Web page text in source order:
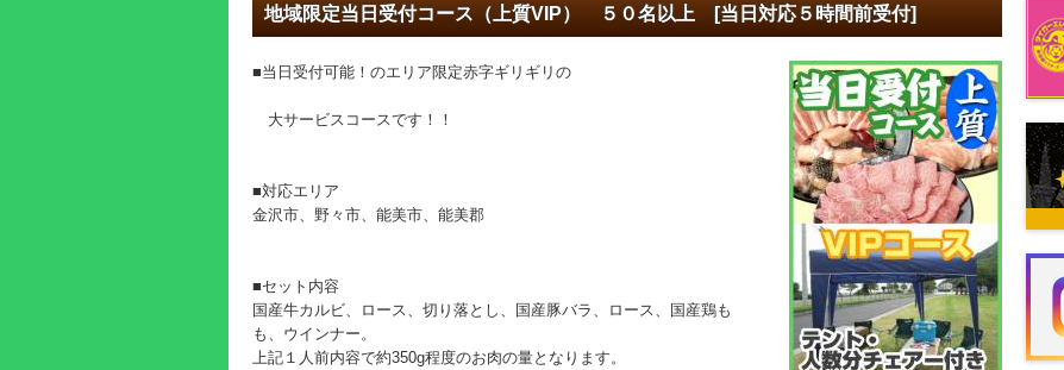
地域限定当日受付コース（上質VIP） ５０名以上 [当日対応５時間前受付]
■当日受付可能！のエリア限定赤字ギリギリの
大サービスコースです！！
■対応エリア
金沢市、野々市、能美市、能美郡
■セット内容
国産牛カルビ、ロース、切り落とし、国産豚バラ、ロース、国産鶏も
も、ウインナー。
上記１人前内容で約350g程度のお肉の量となります。